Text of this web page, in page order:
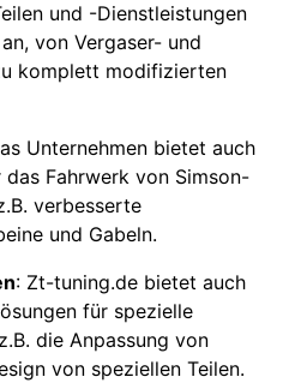
und -Dienstleistungen
von Vergaser- und
komplett modifizierten
Unternehmen bietet auch
Fahrwerk von Simson-
verbesserte
und Gabeln.
: Zt-tuning.de bietet auch
für spezielle
die Anpassung von
von speziellen Teilen.